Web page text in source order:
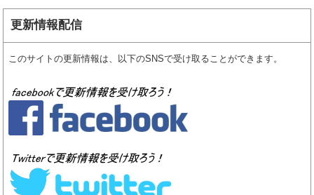
更新情報配信
このサイトの更新情報は、以下のSNSで受け取ることができます。